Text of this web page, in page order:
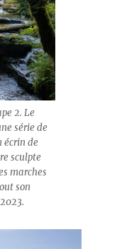
2. Le
série de
écrin de
sculpte
marches
son